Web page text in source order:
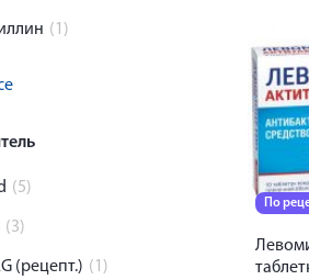
(1)
(5)
(3)
(рецепт.) (1)
По